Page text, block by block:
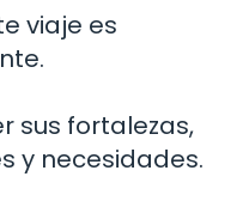
viaje es
sus fortalezas,
y necesidades.